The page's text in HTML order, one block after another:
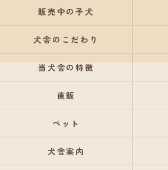
販売中の子犬
犬舎のこだわり
当犬舎の特徴
直販
ペット
犬舎案内